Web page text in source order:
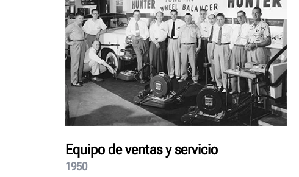
Equipo de ventas y servicio
1950